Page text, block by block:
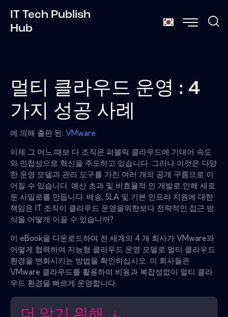
IT Tech Publish
Hub
멀티 클라우드 운영 : 4
가지 성공 사례
에 의해 출판 된: VMware
이제 그 어느 때보 다 조직은 퍼블릭 클라우드에 기대어 속도
와 민첩성으로 혁신을 주도하고 있습니다. 그러나 이것은 다양
한 운영 모델과 관리 도구를 가진 여러 개의 공개 구름으로 이
어질 수 있습니다. 예산 초과 및 비효율적 인 개발로 인해 새로
운 사일로를 만듭니다. 배송, SLA 및 기본 인프라 지원에 대한
책임은 IT 조직이 클라우드 운영을위한보다 전략적인 접근 방
식을 어떻게 이끌 수 있습니까?
이 eBook을 다운로드하여 전 세계의 4 개 회사가 VMware와
어떻게 협력하여 지능형 클라우드 운영 모델로 멀티 클라우드
환경을 변화시키는 방법을 확인하십시오. 이 회사들은
VMware 클라우드를 활용하여 비용과 복잡성없이 멀티 클라
우드 환경을 빠르게 운영합니다.